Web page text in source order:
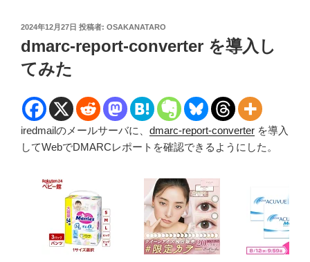
投
稿
日:
2024年12月27日 投稿者: OSAKANATARO
dmarc-report-converter を導入し
てみた
iredmailのメールサーバに、 dmarc-report-converter を導入
してWebでDMARCレポートを確認できるようにした。